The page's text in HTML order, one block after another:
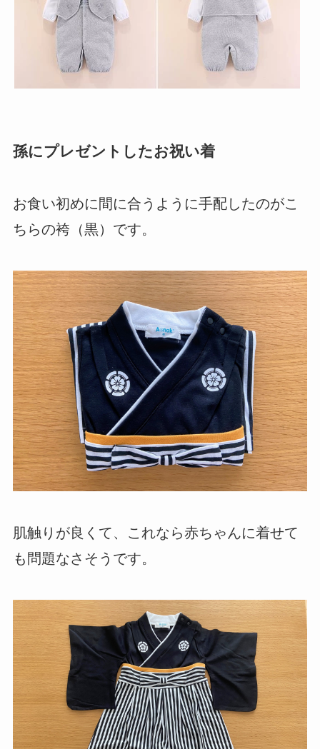
孫にプレゼントしたお祝い着
お食い初めに間に合うように手配したのがこ
ちらの袴（黒）です。
肌触りが良くて、これなら赤ちゃんに着せて
も問題なさそうです。